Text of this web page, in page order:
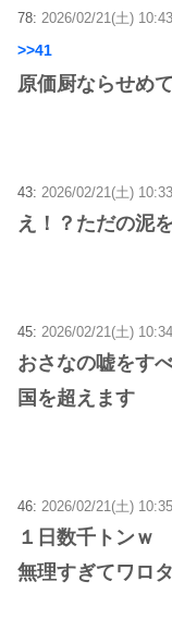
78: 2026/02/21(土)
>>41
原価厨ならせめ
43: 2026/02/21(土)
え！？ただの泥
45: 2026/02/21(土)
おさなの嘘をす
国を超えます
46: 2026/02/21(土)
１日数千トンｗ
無理すぎてワロタ